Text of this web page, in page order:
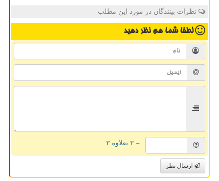
نظرات بینندگان در مورد این مطلب
لطفا شما همنظر دهید
= ۳ بعلاوه ۳
ارسال نظر